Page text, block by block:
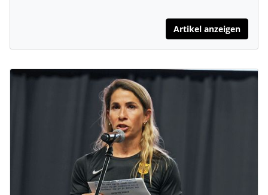
Artikel anzeigen